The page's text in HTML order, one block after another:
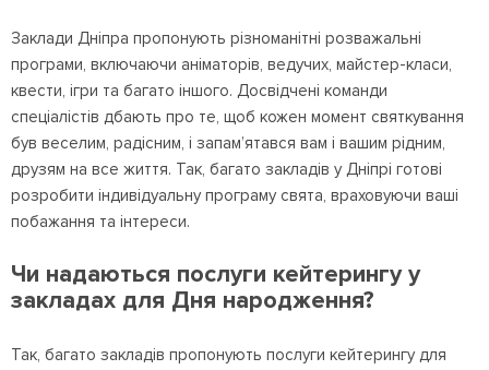
Заклади Дніпра пропонують різноманітні розважальні
програми, включаючи аніматорів, ведучих, майстер-класи,
квести, ігри та багато іншого. Досвідчені команди
спеціалістів дбають про те, щоб кожен момент святкування
був веселим, радісним, і запам’ятався вам і вашим рідним,
друзям на все життя. Так, багато закладів у Дніпрі готові
розробити індивідуальну програму свята, враховуючи ваші
побажання та інтереси.
Чи надаються послуги кейтерингу у
закладах для Дня народження?
Так, багато закладів пропонують послуги кейтерингу для